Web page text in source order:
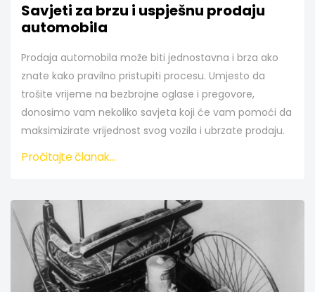
Savjeti za brzu i uspješnu prodaju
automobila
Prodaja automobila može biti jednostavna i brza ako
znate kako pravilno pristupiti procesu. Umjesto da
trošite vrijeme na bezbrojne oglase i pregovore,
donosimo vam nekoliko savjeta koji će vam pomoći da
maksimizirate vrijednost svog vozila i ubrzate prodaju.
Pročitajte članak...